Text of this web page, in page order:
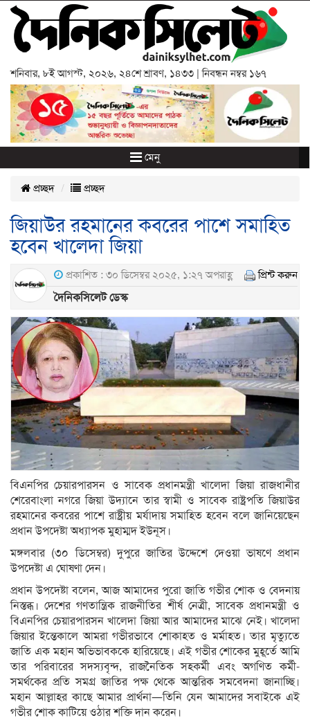
শনিবার, ৮ই আগস্ট, ২০২৬, ২৪শে শ্রাবণ, ১৪৩৩ | নিবন্ধন নম্বর ১৬৭
মেনু
প্রচ্ছদ প্রচ্ছদ
জিয়াউর রহমানের কবরের পাশে সমাহিত
হবেন খালেদা জিয়া
প্রকাশিত : ৩০ ডিসেম্বর ২০২৫, ১:২৭ অপরাহ্ণ প্রিন্ট করুন
দৈনিকসিলেট ডেস্ক
বিএনপির চেয়ারপারসন ও সাবেক প্রধানমন্ত্রী খালেদা জিয়া রাজধানীর
শেরেবাংলা নগরে জিয়া উদ্যানে তার স্বামী ও সাবেক রাষ্ট্রপতি জিয়াউর
রহমানের কবরের পাশে রাষ্ট্রীয় মর্যাদায় সমাহিত হবেন বলে জানিয়েছেন
প্রধান উপদেষ্টা অধ্যাপক মুহাম্মদ ইউনূস।
মঙ্গলবার (৩০ ডিসেম্বর) দুপুরে জাতির উদ্দেশে দেওয়া ভাষণে প্রধান
উপদেষ্টা এ ঘোষণা দেন।
প্রধান উপদেষ্টা বলেন, আজ আমাদের পুরো জাতি গভীর শোক ও বেদনায়
নিস্তব্ধ। দেশের গণতান্ত্রিক রাজনীতির শীর্ষ নেত্রী, সাবেক প্রধানমন্ত্রী ও
বিএনপির চেয়ারপারসন খালেদা জিয়া আর আমাদের মাঝে নেই। খালেদা
জিয়ার ইন্তেকালে আমরা গভীরভাবে শোকাহত ও মর্মাহত। তার মৃত্যুতে
জাতি এক মহান অভিভাবককে হারিয়েছে। এই গভীর শোকের মুহূর্তে আমি
তার পরিবারের সদস্যবৃন্দ, রাজনৈতিক সহকর্মী এবং অগণিত কর্মী-
সমর্থকের প্রতি সমগ্র জাতির পক্ষ থেকে আন্তরিক সমবেদনা জানাচ্ছি।
মহান আল্লাহর কাছে আমার প্রার্থনা—তিনি যেন আমাদের সবাইকে এই
গভীর শোক কাটিয়ে ওঠার শক্তি দান করেন।